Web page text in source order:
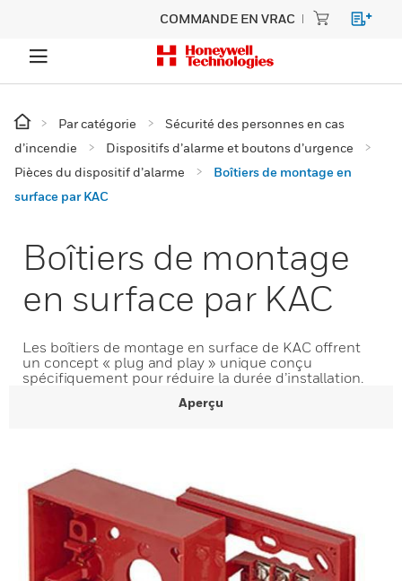
COMMANDE EN VRAC
Par catégorie
Sécurité des personnes en cas
d’incendie
Dispositifs d’alarme et boutons d’urgence
Pièces du dispositif d’alarme
Boîtiers de montage en
surface par KAC
Boîtiers de montage
en surface par KAC
Les boîtiers de montage en surface de KAC offrent
un concept « plug and play » unique conçu
spécifiquement pour réduire la durée d’installation.
Aperçu